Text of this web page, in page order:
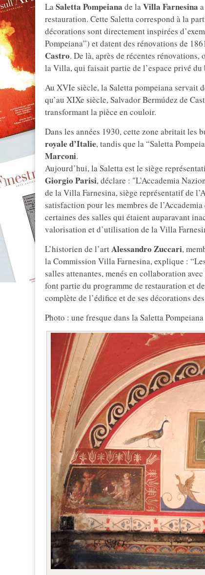
LaSaletta Pompeiana de laVilla Farnesina
restauration. Cette Saletta correspond à la
décorations sont directement inspirées
Pompeiana”) et datent des rénovations de
Castro. De là, après de récentes rénovations,
la Villa, qui faisait partie de l’espace privé du
Au XVIe siècle, la Saletta pompeiana servait
qu’au XIXe siècle, Salvador Bermúdez de
transformant la pièce en couloir.
Dans les années 1930, cette zone abritait les
royale d’Italie, tandis que la “Saletta
Marconi.
Aujourd’hui, la Saletta est le siège
Giorgio Parisi, déclare : "L’Accademia
de la Villa Farnesina, siège représentatif de
satisfaction pour les membres de
certaines des salles qui étaient auparavant
valorisation et d’utilisation de la Villa
L’historien de l’artAlessandro Zuccari,
la Commission Villa Farnesina, explique :
salles attenantes, menés en collaboration
font partie du programme de restauration et
complète de l’édifice et de ses décorations
Photo : une fresque dans la Saletta Pompeiana